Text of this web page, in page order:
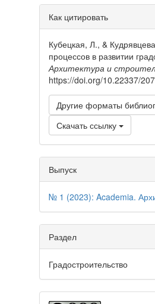
Информация
о статье
Как цитировать
Кубецкая, Л., &
процессов в развитии
Архитектура и
https://doi.org/10.22337/
Другие форматы
Скачать ссылку
Выпуск
№ 1 (2023): Academia.
Раздел
Градостроительство